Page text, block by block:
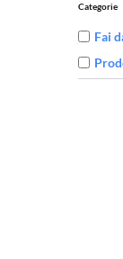
Categorie
Fai